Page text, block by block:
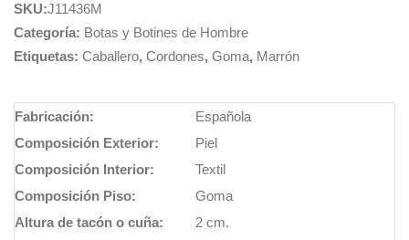
SKU:J11436M
Categoría: Botas y Botines de Hombre
Etiquetas: Caballero, Cordones, Goma, Marrón
Fabricación:
Española
Composición Exterior:
Piel
Composición Interior:
Textil
Composición Piso:
Goma
Altura de tacón o cuña:
2 cm.